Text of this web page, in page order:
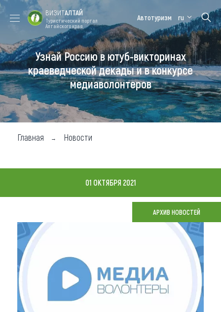
Форум VISIT
ALTAI
Цветение
маральника
Медицинский
форум
Алтайская
зимовка
Туры
Где побывать
Чем заняться
Карта
Что привезти (сувениры)
О регионе
Коллекция впечатлений
Другие рубрики
ВИЗИТАЛТАЙ
Туристический портал
Алтайского края
Автотуризм ru
Узнай Россию в ютуб-викторинах
краеведческой декады и в конкурсе
медиаволонтеров
Главная Новости
01 ОКТЯБРЯ 2021
АРХИВ НОВОСТЕЙ